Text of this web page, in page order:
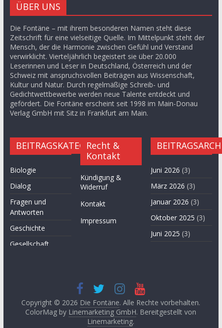
ÜBER UNS
Die Fontäne – mit ihrem besonderen Namen steht diese
Zeitschrift für eine vielseitige Quelle. Im Mittelpunkt steht der
Mensch, der die Harmonie zwischen Gefühl und Verstand
verwirklicht. Vierteljährlich begeistert sie über 20.000
Leserinnen und Leser in Deutschland, Österreich und der
Schweiz mit anspruchsvollen Beiträgen aus Wissenschaft,
Kultur und Natur. Durch regelmäßige Schreib- und
Gedichtwettbewerbe werden neue Talente entdeckt und
gefördert. Die Fontäne erscheint seit 1998 im Main-Donau
Verlag GmbH mit Sitz in Frankfurt am Main.
BEITRAGSKATEGORIEN
Biologie
Dialog
Fragen und
Antworten
Geschichte
Gesellschaft
Leitartikel von
Fethullah Gülen
Recht &
Kontakt
Kündigung &
Widerruf
Kontakt
Impressum
Juni 2026 (3)
März 2026 (3)
Januar 2026 (3)
Oktober 2025 (3)
Juni 2025 (3)
2024(3)
Juni 2024
Copyright © 2026 Die Fontäne. Alle Rechte vorbehalten.
ColorMag by Linemarketing GmbH. Bereitgestellt von
Linemarketing.